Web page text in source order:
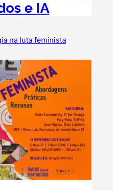
e IA
na luta feminista